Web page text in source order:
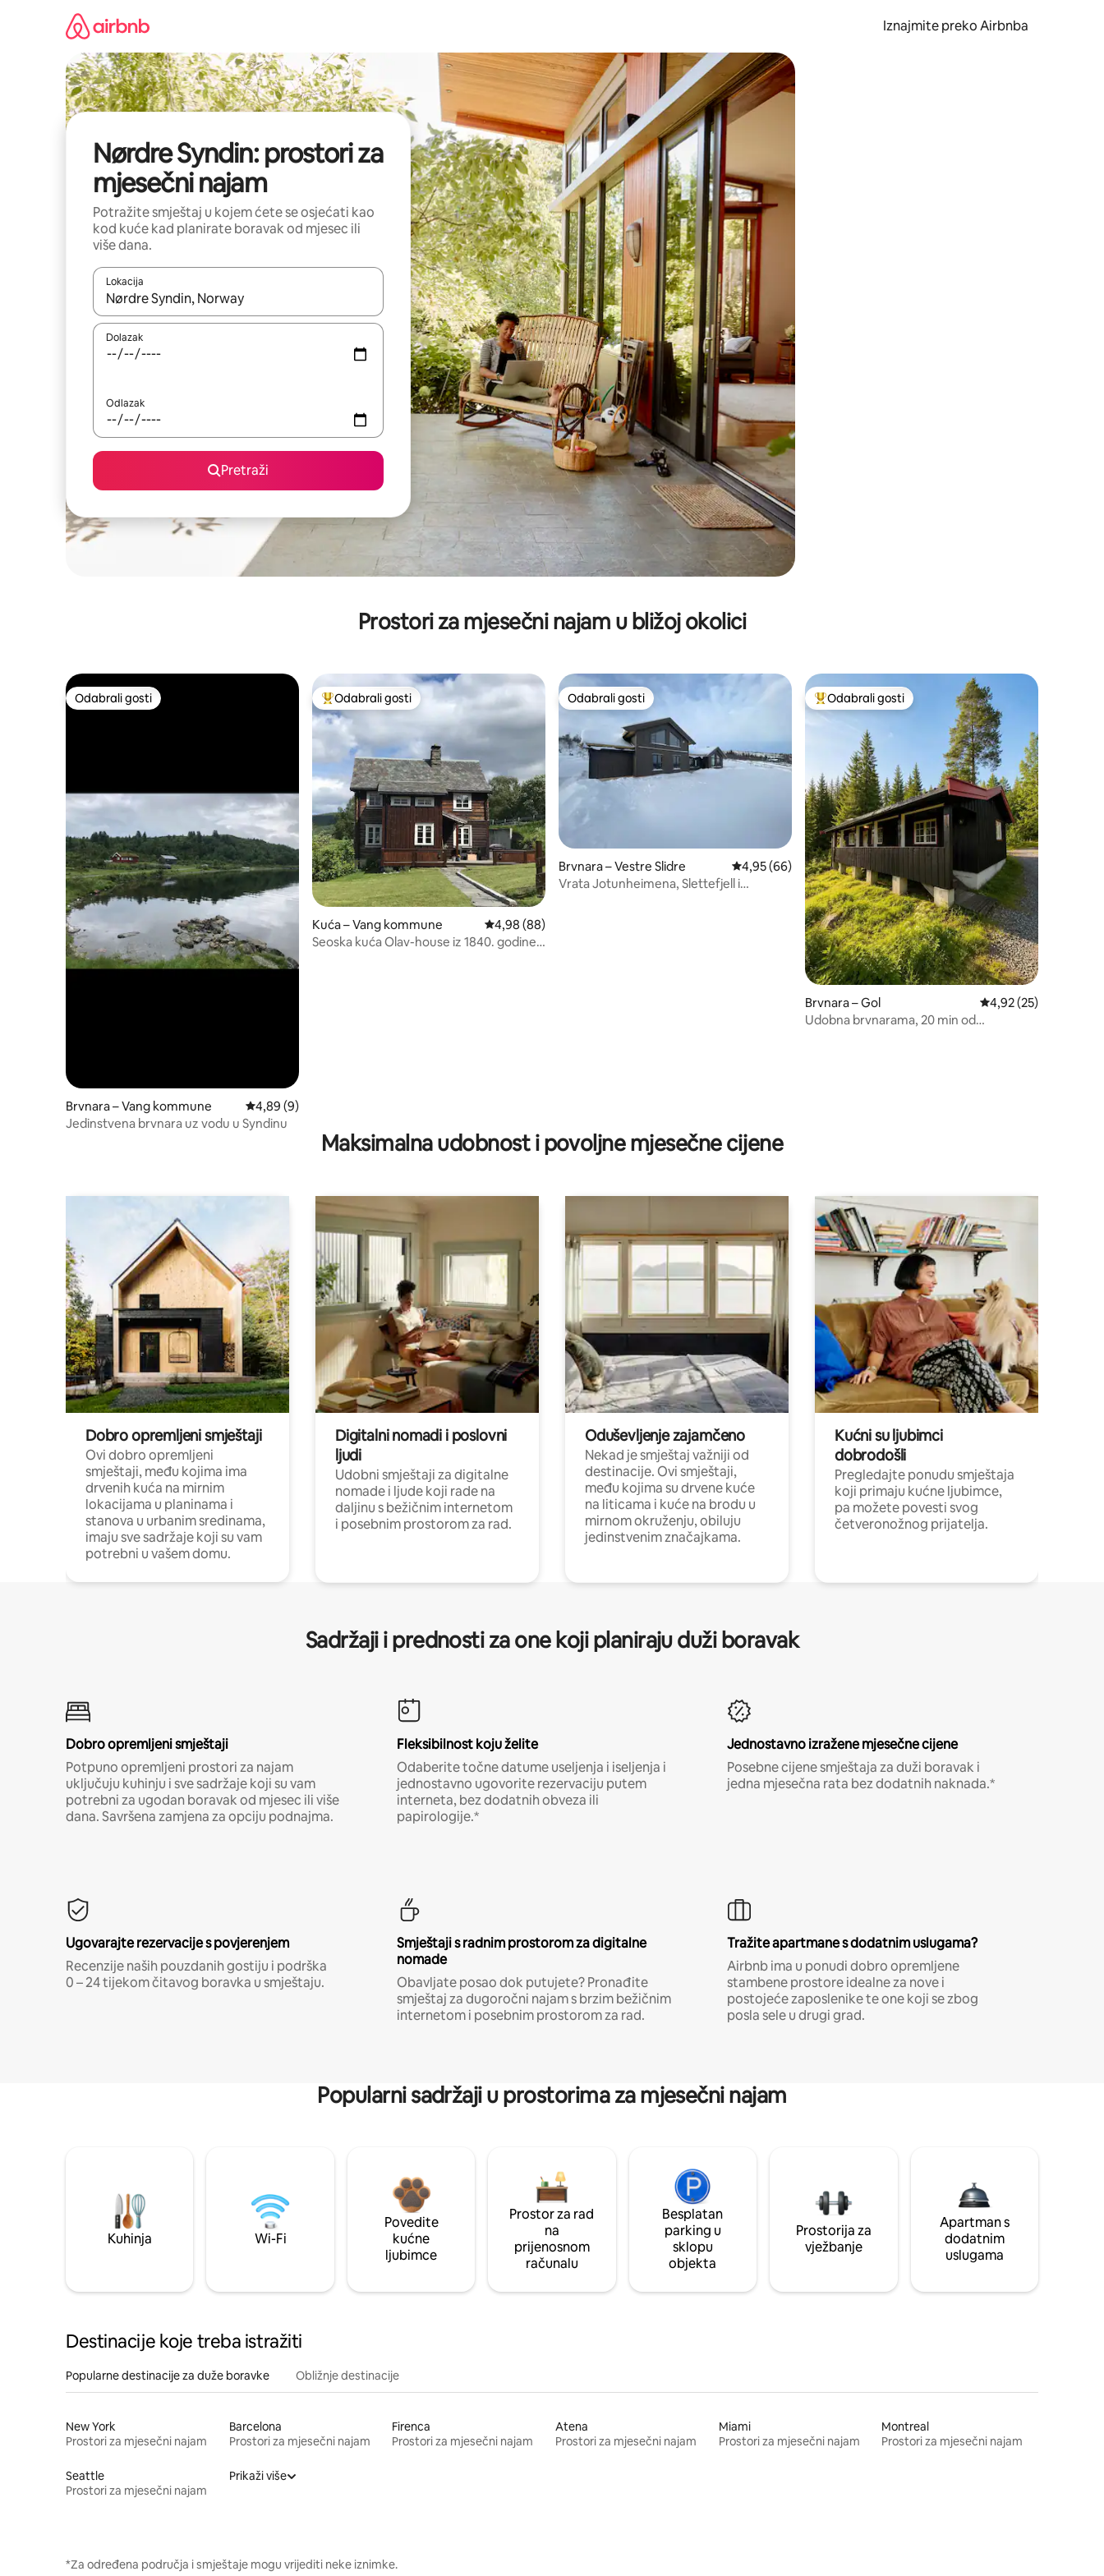
Iznajmite preko Airbnba
Nørdre Syndin: prostori za
mjesečni najam
Potražite smještaj u kojem ćete se osjećati kao
kod kuće kad planirate boravak od mjesec ili
više dana.
Lokacija
Kada budu dostupni rezultati, moći ćete ih pregledati koristeći se strelicama prema gore i prema dolje, kao i dodirom ili prelaskom prstom po zaslonu.
Dolazak
Odlazak
Pretraži
Prostori za mjesečni najam u bližoj okolici
Odabrali gosti
Odabrali gosti
Brvnara – Vang kommune Prosječna ocjena: 4,89/5, recenzija: 9
4,89 (9)
Jedinstvena brvnara uz vodu u Syndinu
Među najviše rangiranima s oznakom „Odabrali gosti”
Odabrali gosti
Kuća – Vang kommune Prosječna ocjena: 4,98/5, recenzija: 88
4,98 (88)
Seoska kuća Olav-house iz 1840. godine,
Odabrali gosti
Odabrali gosti
Brvnara – Vestre Slidre Prosječna ocjena: 4,95/5, recenzija: 66
4,95 (66)
Vrata Jotunheimena, Slettefjell i
Među najviše rangiranima s oznakom „Odabrali gosti”
Odabrali gosti
Brvnara – Gol Prosječna ocjena:
4,92 (25)
Udobna brvnarama, 20 min od
Maksimalna udobnost i povoljne mjesečne cijene
Dobro opremljeni smještaji
Ovi dobro opremljeni
smještaji, među kojima ima
drvenih kuća na mirnim
lokacijama u planinama i
stanova u urbanim sredinama,
imaju sve sadržaje koji su vam
potrebni u vašem domu.
Digitalni nomadi i poslovni
ljudi
Udobni smještaji za digitalne
nomade i ljude koji rade na
daljinu s bežičnim internetom
i posebnim prostorom za rad.
Oduševljenje zajamčeno
Nekad je smještaj važniji od
destinacije. Ovi smještaji,
među kojima su drvene kuće
na liticama i kuće na brodu u
mirnom okruženju, obiluju
jedinstvenim značajkama.
Kućni su ljubimci
dobrodošli
Pregledajte ponudu smještaja
koji primaju kućne ljubimce,
pa možete povesti svog
četveronožnog prijatelja.
Sadržaji i prednosti za one koji planiraju duži boravak
Dobro opremljeni smještaji
Potpuno opremljeni prostori za najam
uključuju kuhinju i sve sadržaje koji su vam
potrebni za ugodan boravak od mjesec ili više
dana. Savršena zamjena za opciju podnajma.
Fleksibilnost koju želite
Odaberite točne datume useljenja i iseljenja i
jednostavno ugovorite rezervaciju putem
interneta, bez dodatnih obveza ili
papirologije.*
Jednostavno izražene mjesečne cijene
Posebne cijene smještaja za duži boravak i
jedna mjesečna rata bez dodatnih naknada.*
Ugovarajte rezervacije s povjerenjem
Recenzije naših pouzdanih gostiju i podrška
0 – 24 tijekom čitavog boravka u smještaju.
Smještaji s radnim prostorom za digitalne
nomade
Obavljate posao dok putujete? Pronađite
smještaj za dugoročni najam s brzim bežičnim
internetom i posebnim prostorom za rad.
Tražite apartmane s dodatnim uslugama?
Airbnb ima u ponudi dobro opremljene
stambene prostore idealne za nove i
postojeće zaposlenike te one koji se zbog
posla sele u drugi grad.
Popularni sadržaji u prostorima za mjesečni najam
Kuhinja Wi-Fi
Povedite
kućne
ljubimce
Prostor za rad
na
prijenosnom
računalu
Besplatan
parking u
sklopu
objekta
Prostorija za
vježbanje
Apartman s
dodatnim
uslugama
Destinacije koje treba istražiti
Popularne destinacije za duže boravke Obližnje destinacije
New York
Prostori za mjesečni najam
Barcelona
Prostori za mjesečni najam
Firenca
Prostori za mjesečni najam
Atena
Prostori za mjesečni najam
Miami
Prostori za mjesečni najam
Montreal
Prostori za mjesečni najam
Seattle
Prostori za mjesečni najam
Prikaži više
*Za određena područja i smještaje mogu vrijediti neke iznimke.